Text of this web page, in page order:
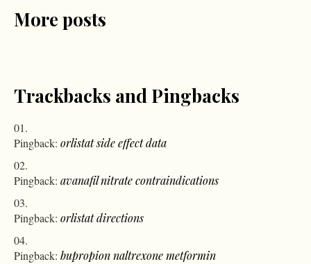
More posts
Trackbacks and Pingbacks
Pingback: orlistat side effect data
Pingback: avanafil nitrate contraindications
Pingback: orlistat directions
Pingback: bupropion naltrexone metformin